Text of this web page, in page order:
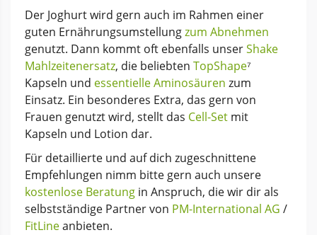
Der Joghurt wird gern auch im Rahmen einer
guten Ernährungsumstellungzum Abnehmen
genutzt. Dann kommt oft ebenfalls unserShake
Mahlzeitenersatz, die beliebten TopShape⁷
Kapseln und essentielle Aminosäuren zum
Einsatz. Ein besonderes Extra, das gern von
Frauen genutzt wird, stellt das Cell-Set mit
Kapseln und Lotion dar.
Für detaillierte und auf dich zugeschnittene
Empfehlungen nimm bitte gern auch unsere
kostenlose Beratung in Anspruch, die wir dir als
selbstständige Partner von PM-International AG /
FitLineanbieten.